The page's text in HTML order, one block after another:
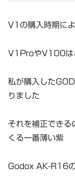
V1の購入時期に
V1ProやV100は
私が購入した
りました
それを補正でき
くる一番薄い紫
Godox AK-R16の